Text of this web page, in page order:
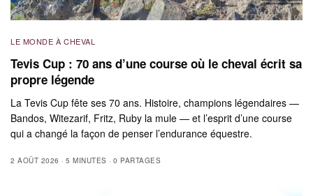
LE MONDE À CHEVAL
Tevis Cup : 70 ans d’une course où le cheval écrit sa
propre légende
La Tevis Cup fête ses 70 ans. Histoire, champions légendaires —
Bandos, Witezarif, Fritz, Ruby la mule — et l’esprit d’une course
qui a changé la façon de penser l’endurance équestre.
2 AOÛT 2026 5 MINUTES 0 PARTAGES